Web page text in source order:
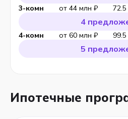
3-комн 72.5
от 44 млн ₽
4
4-комн от 60 млн ₽
5
Ипотечные